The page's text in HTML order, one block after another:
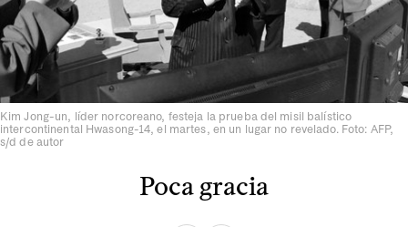
Kim Jong-un, líder norcoreano, festeja la prueba del misil balístico
intercontinental Hwasong-14, el martes, en un lugar no revelado. Foto: AFP,
s/d de autor
Poca gracia